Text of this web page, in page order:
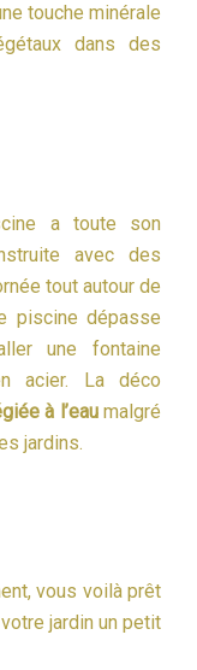
touche minérale
dans des
a toute son
avec des
tout autour de
piscine dépasse
une fontaine
acier. La déco
à l’eaumalgré
jardins.
vous voilà prêt
jardin un petit